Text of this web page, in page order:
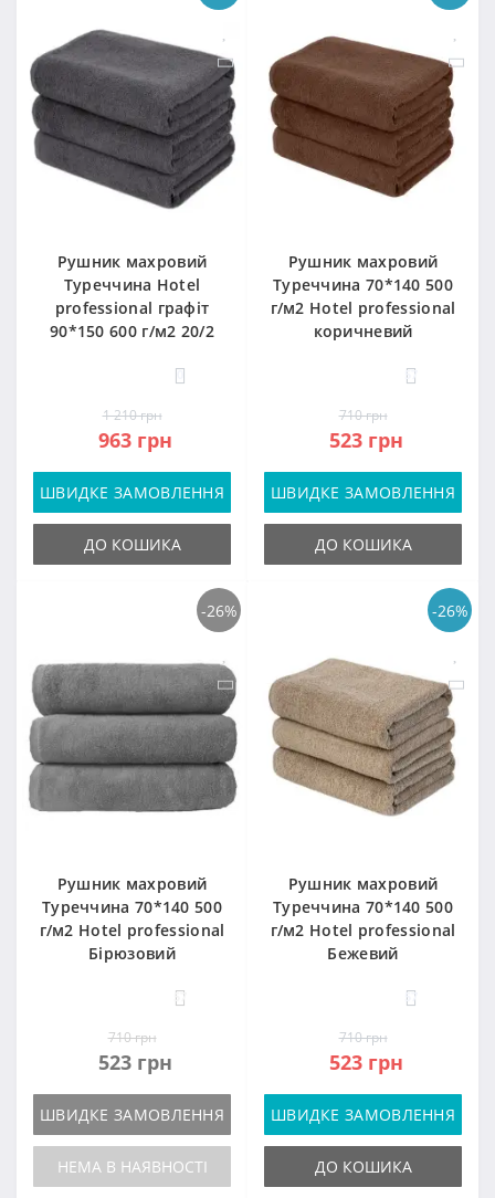
Рушник махровий
Туреччина Hotel
professional графіт
90*150 600 г/м2 20/2
0
1 210 грн
963 грн
ШВИДКЕ ЗАМОВЛЕННЯ
ДО КОШИКА
Рушник махровий
Туреччина 70*140 500
г/м2 Hotel professional
коричневий
57
710 грн
523 грн
ШВИДКЕ ЗАМОВЛЕННЯ
ДО КОШИКА
-26%
Рушник махровий
Туреччина 70*140 500
г/м2 Hotel professional
Бірюзовий
57
710 грн
523 грн
ШВИДКЕ ЗАМОВЛЕННЯ
НЕМА В НАЯВНОСТІ
-26%
Рушник махровий
Туреччина 70*140 500
г/м2 Hotel professional
Бежевий
57
710 грн
523 грн
ШВИДКЕ ЗАМОВЛЕННЯ
ДО КОШИКА